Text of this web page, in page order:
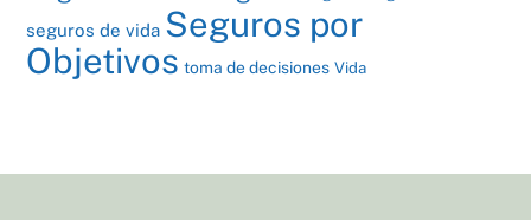
seguros de vida Seguros por
Objetivos toma de decisiones Vida